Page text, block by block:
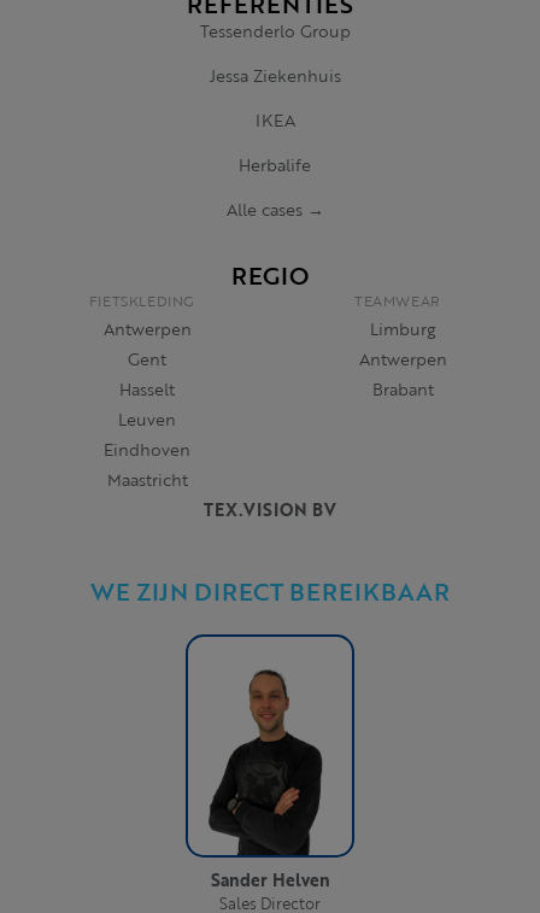
TEX.VISION BV
WE ZIJN DIRECT BEREIKBAAR
Sander Helven
Sales Director
Tessenderlo Group
Jessa Ziekenhuis
IKEA
Herbalife
Alle cases →
REGIO
FIETSKLEDING
Antwerpen
Gent
Hasselt
Leuven
Eindhoven
Maastricht
TEAMWEAR
Limburg
Antwerpen
Brabant